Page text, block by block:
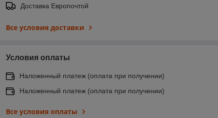
Доставка Европочтой
Все условия доставки
Условия оплаты
Наложенный платеж (оплата при получении)
Наложенный платеж (оплата при получении)
Все условия оплаты